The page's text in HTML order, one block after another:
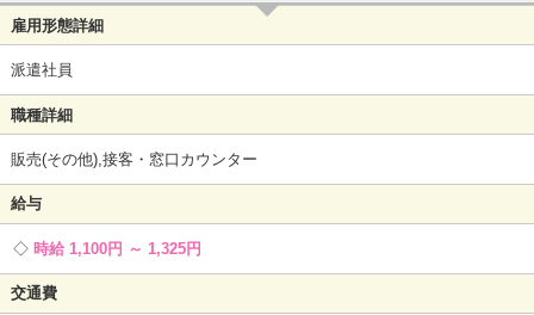
雇用形態詳細
派遣社員
職種詳細
販売(その他),接客・窓口カウンター
給与
時給 1,100円 ～ 1,325円
交通費